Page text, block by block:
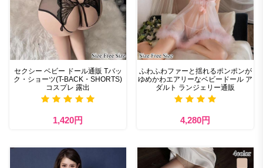
セクシー ベビー ドール通販 Tバッ
ク・ショーツ(T-BACK・SHORTS)
コスプレ 露出
1,420円
ふわふわファーと揺れるポンポンが
ゆめかわエアリーなベビードール ア
ダルト ランジェリー通販
4,280円